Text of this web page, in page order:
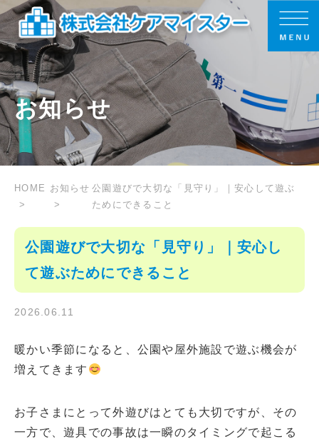
お知らせ
HOME お知らせ 公園遊びで大切な「見守り」｜安心して遊ぶ
ためにできること
公園遊びで大切な「見守り」｜安心し
て遊ぶためにできること
2026.06.11
暖かい季節になると、公園や屋外施設で遊ぶ機会が
増えてきます
お子さまにとって外遊びはとても大切ですが、その
一方で、遊具での事故は一瞬のタイミングで起こる